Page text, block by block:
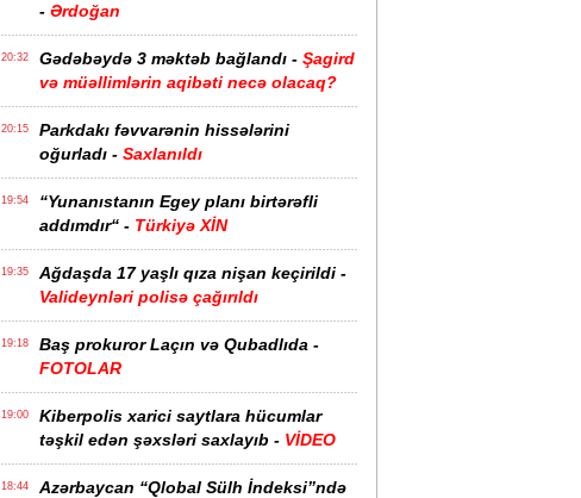
- Ərdoğan
20:32 Gədəbəydə 3 məktəb bağlandı - Şagird
və müəllimlərin aqibəti necə olacaq?
20:15
Parkdakı fəvvarənin hissələrini
oğurladı - Saxlanıldı
19:54
“Yunanıstanın Egey planı birtərəfli
addımdır“ - Türkiyə XİN
19:35
Ağdaşda 17 yaşlı qıza nişan keçirildi -
Valideynləri polisə çağırıldı
19:18
Baş prokuror Laçın və Qubadlıda -
FOTOLAR
19:00
Kiberpolis xarici saytlara hücumlar
təşkil edən şəxsləri saxlayıb - VİDEO
18:44
Azərbaycan “Qlobal Sülh İndeksi”ndə